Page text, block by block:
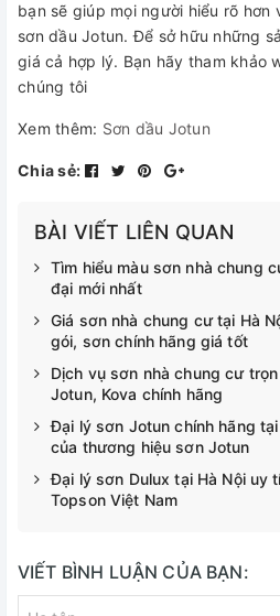
bạn sẽ giúp mọi người hiểu rõ hơn
sơn dầu Jotun. Để sở hữu những
giá cả hợp lý. Bạn hãy tham khảo
chúng tôi
Xem thêm: Sơn dầu Jotun
Chia sẻ:
BÀI VIẾT LIÊN QUAN
Tìm hiểu màu sơn nhà chung
đại mới nhất
Giá sơn nhà chung cư tại Hà
gói, sơn chính hãng giá tốt
Dịch vụ sơn nhà chung cư
Jotun, Kova chính hãng
Đại lý sơn Jotun chính hãng
của thương hiệu sơn Jotun
Đại lý sơn Dulux tại Hà Nội uy
Topson Việt Nam
VIẾT BÌNH LUẬN CỦA BẠN: